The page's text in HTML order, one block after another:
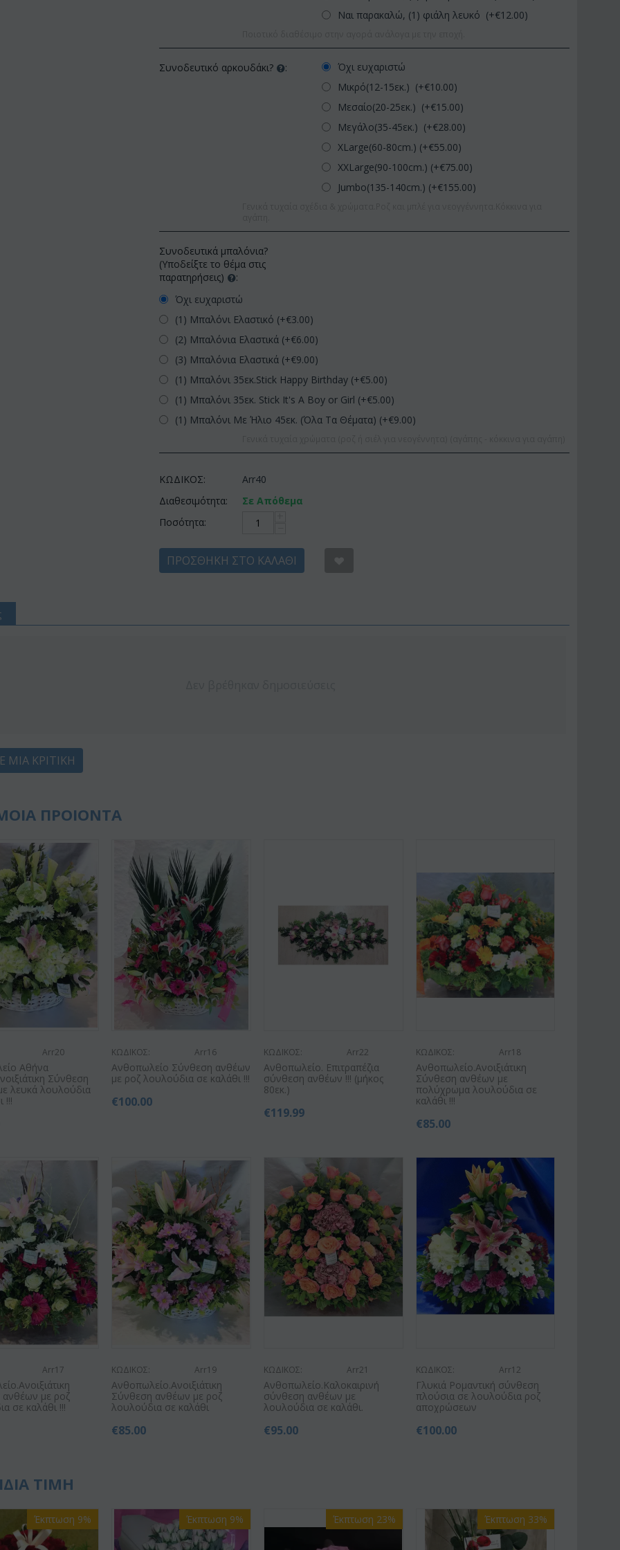
Ναι παρακαλώ, (1) φιάλη λευκό (+€12.00)
Συνοδευτικό αρκουδάκι? :
Όχι ευχαριστώ
Μικρό(12-15εκ.) (+€10.00)
Μεσαίο(20-25εκ.) (+€15.00)
Μεγάλο(35-45εκ.) (+€28.00)
XLarge(60-80cm.) (+€55.00)
XXLarge(90-100cm.) (+€75.00)
Jumbo(135-140cm.) (+€155.00)
Συνοδευτικά μπαλόνια?
(Υποδείξτε το θέμα στις
παρατηρήσεις)
:
Όχι ευχαριστώ
(1) Μπαλόνι Ελαστικό (+€3.00)
(2) Μπαλόνια Ελαστικά (+€6.00)
(3) Μπαλόνια Ελαστικά (+€9.00)
(1) Μπαλόνι 35εκ.Stick Happy Birthday (+€5.00)
(1) Μπαλόνι 35εκ. Stick It's A Boy or Girl (+€5.00)
(1) Μπαλόνι Με Ήλιο 45εκ. (Όλα Τα Θέματα) (+€9.00)
ΚΩΔΙΚΟΣ:
Arr40
Διαθεσιμότητα:
Σε Απόθεμα
Ποσότητα:
ΠΡΟΣΘΉΚΗ ΣΤΟ ΚΑΛΆΘΙ
ΜΙΑ ΚΡΙΤΙΚΉ
ΠΡΟΙΟΝΤΑ
Arr20
Αθήνα
Σύνθεση
λευκά λουλούδια
!!!
ΚΩΔΙΚΟΣ: Arr16
Ανθοπωλείο Σύνθεση ανθέων
με ροζ λουλούδια σε καλάθι !!!
€100.00
ΚΩΔΙΚΟΣ: Arr22
Ανθοπωλείο. Επιτραπέζια
σύνθεση ανθέων !!! (μήκος
80εκ.)
€119.99
ΚΩΔΙΚΟΣ: Arr18
Ανθοπωλείο.Ανοιξιάτικη
Σύνθεση ανθέων με
πολύχρωμα λουλούδια σε
καλάθι !!!
€85.00
Arr17
με ροζ
σε καλάθι !!!
ΚΩΔΙΚΟΣ: Arr19
Ανθοπωλείο.Ανοιξιάτικη
Σύνθεση ανθέων με ροζ
λουλούδια σε καλάθι
€85.00
ΚΩΔΙΚΟΣ: Arr21
Ανθοπωλείο.Καλοκαιρινή
σύνθεση ανθέων με
λουλούδια σε καλάθι.
€95.00
ΚΩΔΙΚΟΣ: Arr12
Γλυκιά Ρομαντική σύνθεση
πλούσια σε λουλούδια ροζ
αποχρώσεων
€100.00
ΤΙΜΗ
Έκπτωση 9% Έκπτωση 9% Έκπτωση 23% Έκπτωση 33%